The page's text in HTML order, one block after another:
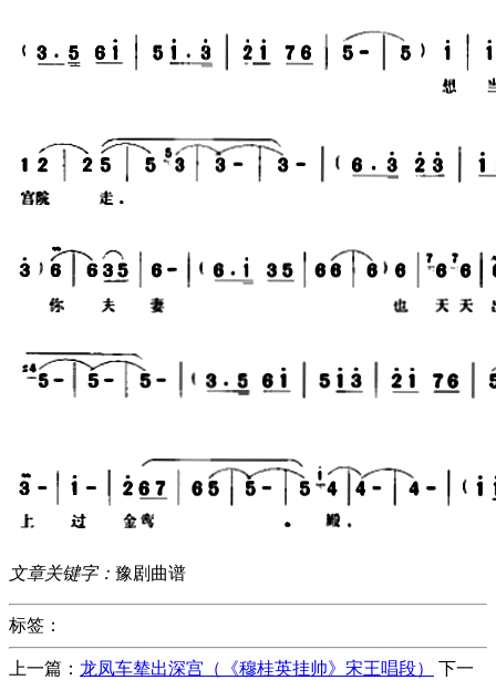
文章关键字： 豫剧曲谱
标签：
上一篇： 龙凤车辇出深宫（《穆桂英挂帅》宋王唱段）
下一